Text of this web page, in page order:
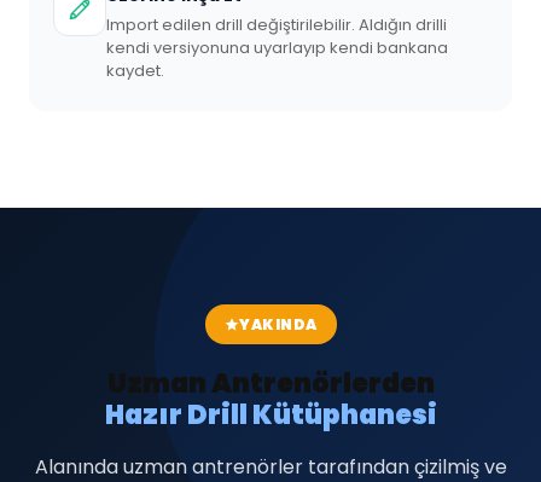
Import edilen drill değiştirilebilir. Aldığın drilli
kendi versiyonuna uyarlayıp kendi bankana
kaydet.
YAKINDA
Uzman Antrenörlerden
Hazır Drill Kütüphanesi
Alanında uzman antrenörler tarafından çizilmiş ve